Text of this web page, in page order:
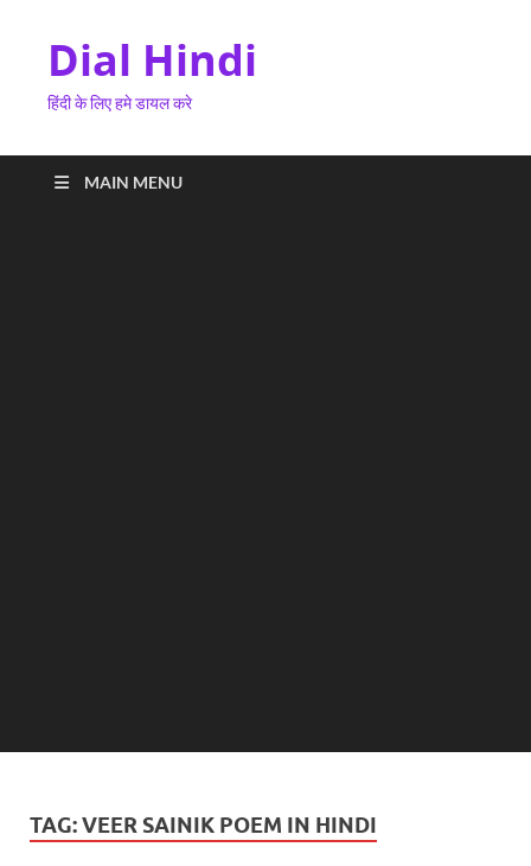
Dial Hindi
हिंदी के लिए हमे डायल करे
MAIN MENU
TAG:VEER SAINIK POEM IN HINDI